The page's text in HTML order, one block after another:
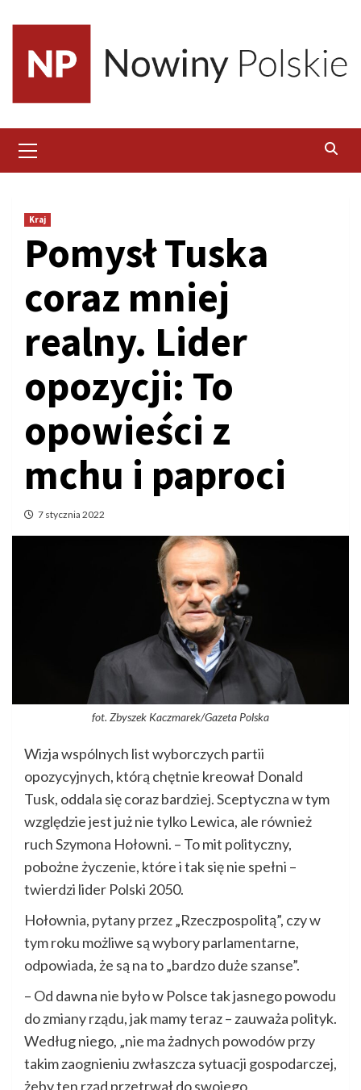
content
Menu
Kraj
Pomysł Tuska
coraz mniej
realny. Lider
opozycji: To
opowieści z
mchu i paproci
7 stycznia 2022
fot. Zbyszek Kaczmarek/Gazeta Polska
Wizja wspólnych list wyborczych partii
opozycyjnych, którą chętnie kreował Donald
Tusk, oddala się coraz bardziej. Sceptyczna w tym
względzie jest już nie tylko Lewica, ale również
ruch Szymona Hołowni. – To mit polityczny,
pobożne życzenie, które i tak się nie spełni –
twierdzi lider Polski 2050.
Hołownia, pytany przez „Rzeczpospolitą”, czy w
tym roku możliwe są wybory parlamentarne,
odpowiada, że są na to „bardzo duże szanse”.
– Od dawna nie było w Polsce tak jasnego powodu
do zmiany rządu, jak mamy teraz – zauważa polityk.
Według niego, „nie ma żadnych powodów przy
takim zaognieniu zwłaszcza sytuacji gospodarczej,
żeby ten rząd przetrwał do swojego